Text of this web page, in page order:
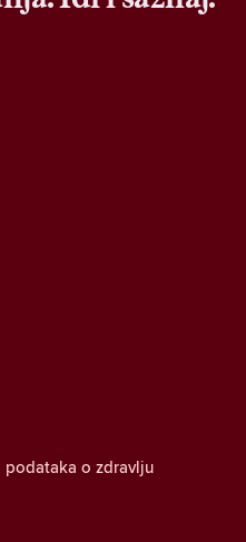
podataka o zdravlju